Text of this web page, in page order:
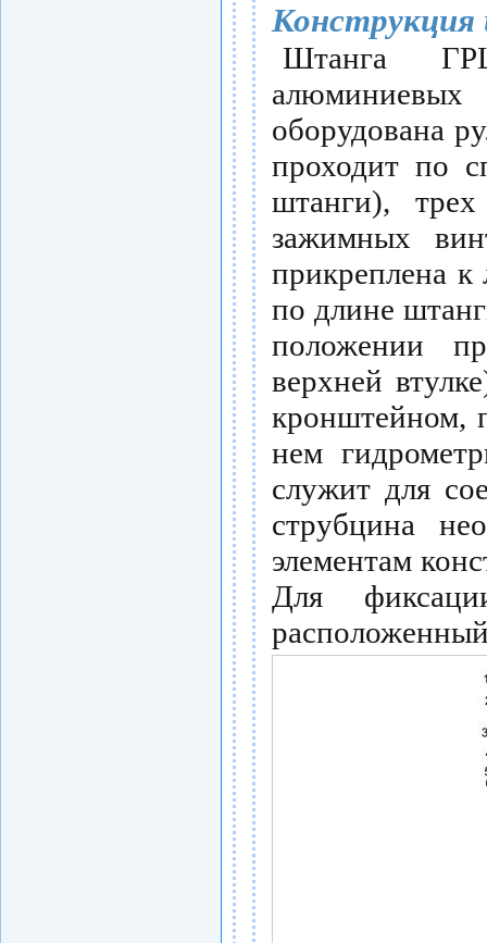
Штанга
оборудована
проходит по
штанги),
зажимных
прикреплена к
по длине
положении
верхней
кронштейном,
нем
служит для
струбцина
элементам
Для